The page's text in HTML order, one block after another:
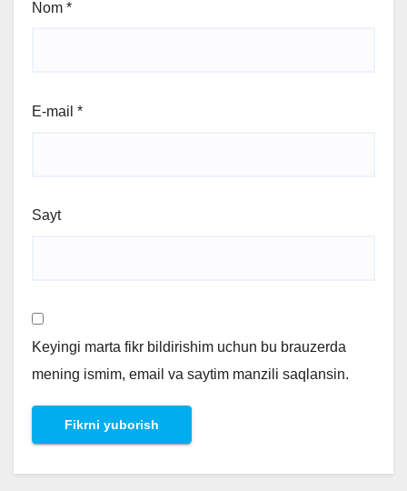
Nom *
E-mail *
Sayt
Keyingi marta fikr bildirishim uchun bu brauzerda
mening ismim, email va saytim manzili saqlansin.